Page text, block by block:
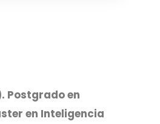
Postgrado en
en Inteligencia